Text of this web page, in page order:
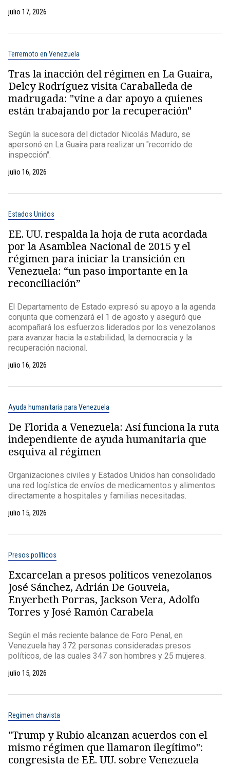
julio 17, 2026
Terremoto en Venezuela
Tras la inacción del régimen en La Guaira,
Delcy Rodríguez visita Caraballeda de
madrugada: "vine a dar apoyo a quienes
están trabajando por la recuperación"
Según la sucesora del dictador Nicolás Maduro, se
apersonó en La Guaira para realizar un "recorrido de
inspección".
julio 16, 2026
Estados Unidos
EE. UU. respalda la hoja de ruta acordada
por la Asamblea Nacional de 2015 y el
régimen para iniciar la transición en
Venezuela: “un paso importante en la
reconciliación”
El Departamento de Estado expresó su apoyo a la agenda
conjunta que comenzará el 1 de agosto y aseguró que
acompañará los esfuerzos liderados por los venezolanos
para avanzar hacia la estabilidad, la democracia y la
recuperación nacional.
julio 16, 2026
Ayuda humanitaria para Venezuela
De Florida a Venezuela: Así funciona la ruta
independiente de ayuda humanitaria que
esquiva al régimen
Organizaciones civiles y Estados Unidos han consolidado
una red logística de envíos de medicamentos y alimentos
directamente a hospitales y familias necesitadas.
julio 15, 2026
Presos políticos
Excarcelan a presos políticos venezolanos
José Sánchez, Adrián De Gouveia,
Enyerbeth Porras, Jackson Vera, Adolfo
Torres y José Ramón Carabela
Según el más reciente balance de Foro Penal, en
Venezuela hay 372 personas consideradas presos
políticos, de las cuales 347 son hombres y 25 mujeres.
julio 15, 2026
Regimen chavista
"Trump y Rubio alcanzan acuerdos con el
mismo régimen que llamaron ilegítimo":
congresista de EE. UU. sobre Venezuela